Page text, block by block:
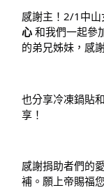
感謝主！2/1中
心 和我們一起參
的弟兄姊妹，感
也分享冷凍鍋貼
享！
感謝捐助者們的
補。願上帝賜福